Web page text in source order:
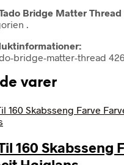
Bridge Matter Thread
.
bridge-matter-thread
varer
160 Skabsseng